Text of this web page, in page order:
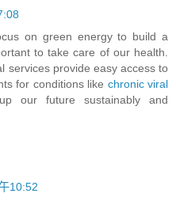
on green energy to build a
to take care of our health.
services provide easy access to
for conditions like chronic viral
our future sustainably and
10:52